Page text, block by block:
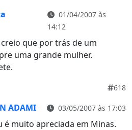
01/04/2007 às
14:12
que por trás de um
uma grande mulher.
618
ADAMI 03/05/2007 às 17:03
é muito apreciada em Minas.